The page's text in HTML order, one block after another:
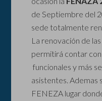
de Septiembre del
sede totalmente
La renovación de
permitirá contar
funcionales y más
asistentes. Ademas
FENEZA lugar